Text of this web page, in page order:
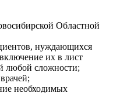
Областной
нуждающихся
их в лист
любой сложности;
необходимых